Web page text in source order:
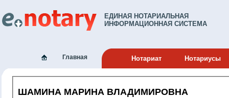
ЕДИНАЯ НОТАРИАЛЬНАЯ
ИНФОРМАЦИОННАЯ СИСТЕМА
Главная Нотариат Нотариусы
ШАМИНА МАРИНА ВЛАДИМИРОВНА